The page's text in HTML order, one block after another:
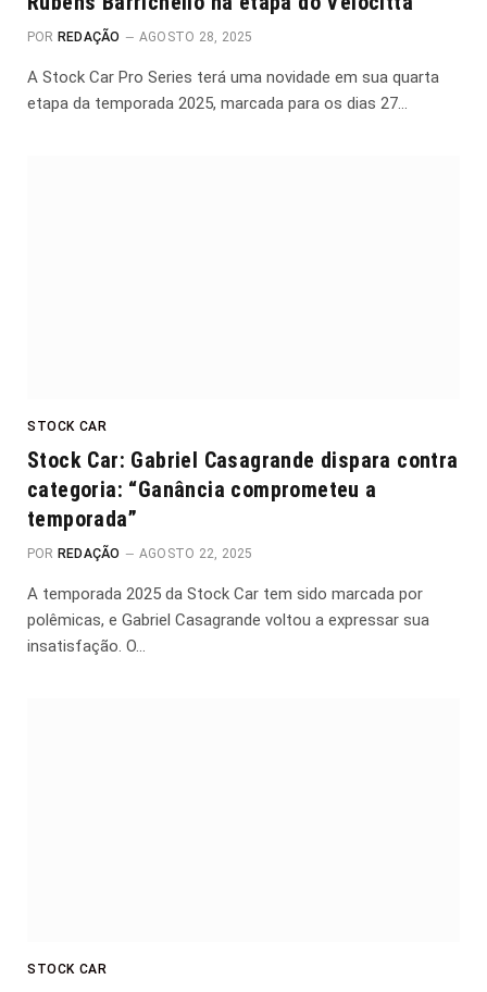
POR REDAÇÃO AGOSTO 28, 2025
A Stock Car Pro Series terá uma novidade em sua quarta
etapa da temporada 2025, marcada para os dias 27…
STOCK CAR
Stock Car: Gabriel Casagrande dispara contra
categoria: “Ganância comprometeu a
temporada”
POR REDAÇÃO AGOSTO 22, 2025
A temporada 2025 da Stock Car tem sido marcada por
polêmicas, e Gabriel Casagrande voltou a expressar sua
insatisfação. O…
STOCK CAR